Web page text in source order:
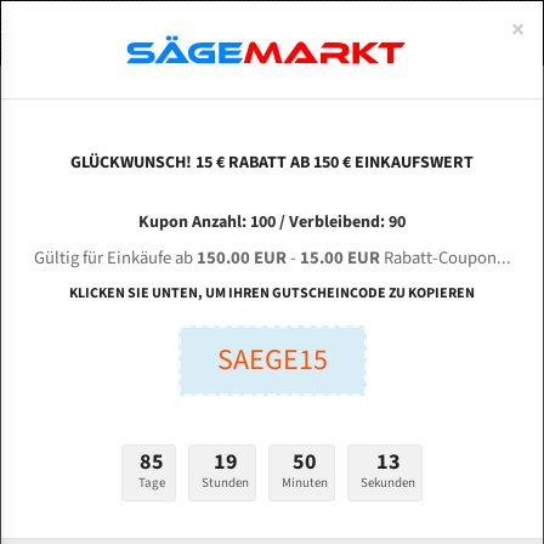
BERG & SCHMID SBS 420 VA-I / CNC für 4880
mm Bi-Metall Bandsägeblätter
Länge (mm):
Stärken + Zahnteilung:
mm
ABOUTS
ENGLISH
Bi-Metall Meterware
Fleischerei Bandsägeblätter
Bandmesser Glatt Meterware
Konvex Meterware
×
GLÜCKWUNSCH! 15 € RABATT AB 150 € EINKAUFSWERT
Kupon Anzahl: 100 / Verbleibend: 90
Gültig für Einkäufe ab150.00 EUR- 15.00 EURRabatt-Coupon...
KLICKEN SIE UNTEN, UM IHREN GUTSCHEINCODE ZU KOPIEREN
SAEGE15
85
Tage
19
Stunden
50
Minuten
12
Sekunden